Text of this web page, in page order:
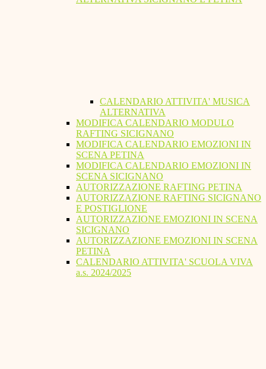
CALENDARIO ATTIVITA' MUSICA
ALTERNATIVA
MODIFICA CALENDARIO MODULO
RAFTING SICIGNANO
MODIFICA CALENDARIO EMOZIONI IN
SCENA PETINA
MODIFICA CALENDARIO EMOZIONI IN
SCENA SICIGNANO
AUTORIZZAZIONE RAFTING PETINA
AUTORIZZAZIONE RAFTING SICIGNANO
E POSTIGLIONE
AUTORIZZAZIONE EMOZIONI IN SCENA
SICIGNANO
AUTORIZZAZIONE EMOZIONI IN SCENA
PETINA
CALENDARIO ATTIVITA' SCUOLA VIVA
a.s. 2024/2025